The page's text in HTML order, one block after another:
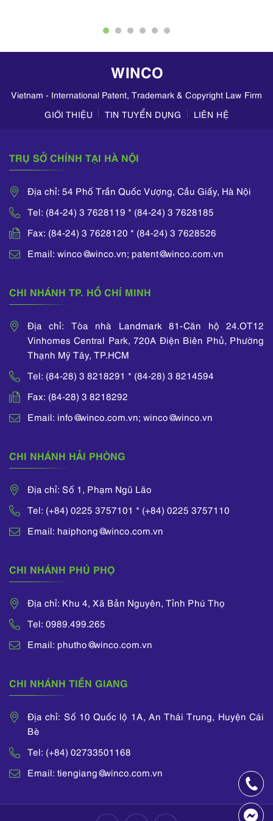
vệ quyền và lợi ích
kiểu dáng công
Việt Nam cũng như
các nước trong khu
vực như Lào, Cam-
pu-chia, Trung
Quốc, Thái Lan … và
các nước khác trên
quan đến các vấn đề
WIPO (Tổ chức Sở
hữu Trí tuệ Thế giới)
Hội Luật gia Việt Nam
(VAL), Hiệp hội Sở
IPA), Hiệp hội luật sư
Nhãn hiệu Quốc tế
WINCO
Vietnam - International Patent, Trademark & Copyright Law Firm
GIỚI THIỆU
TIN TUYỂN DỤNG LIÊN HỆ
TRỤ SỞ CHÍNH TẠI HÀ NỘI
Địa chỉ: 54 Phố Trần Quốc Vượng, Cầu Giấy, Hà Nội
Tel: (84-24) 3 7628119 * (84-24) 3 7628185
Fax: (84-24) 3 7628120 * (84-24) 3 7628526
Email: winco@winco.vn; patent@winco.com.vn
CHI NHÁNH TP. HỒ CHÍ MINH
Địa chỉ: Tòa nhà Landmark 81-Căn hộ 24.OT12
Vinhomes Central Park, 720A Điện Biên Phủ, Phường
Thạnh Mỹ Tây, TP.HCM
Tel: (84-28) 3 8218291 * (84-28) 3 8214594
Fax: (84-28) 3 8218292
Email: info@winco.com.vn; winco@winco.vn
CHI NHÁNH HẢI PHÒNG
Địa chỉ: Số 1, Phạm Ngũ Lão
Tel: (+84) 0225 3757101 * (+84) 0225 3757110
Email: haiphong@winco.com.vn
CHI NHÁNH PHÚ PHỌ
Địa chỉ: Khu 4, Xã Bản Nguyên, Tỉnh Phú Thọ
Tel: 0989.499.265
Email: phutho@winco.com.vn
CHI NHÁNH TIỀN GIANG
Địa chỉ: Số 10 Quốc lộ 1A, An Thái Trung, Huyện Cái
Bè
Tel: (+84) 02733501168
Email: tiengiang@winco.com.vn